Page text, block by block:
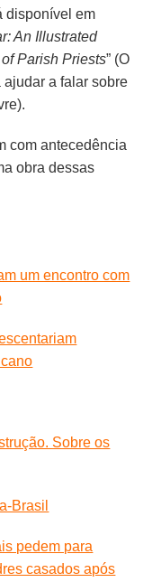
disponível em
An Illustrated
Parish Priests” (O
a falar sobre
com antecedência
obra dessas
um encontro com
Sobre os
Brasil
pedem para
casados após